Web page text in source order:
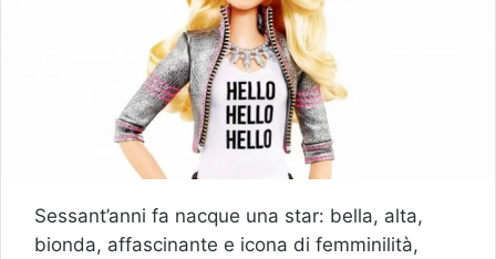
Sessant’anni fa nacque una star: bella, alta,
bionda, affascinante e icona di femminilità,